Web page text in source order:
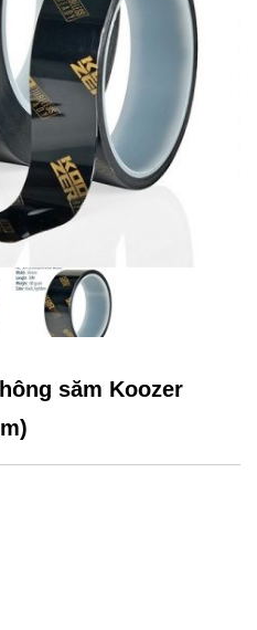
săm Koozer